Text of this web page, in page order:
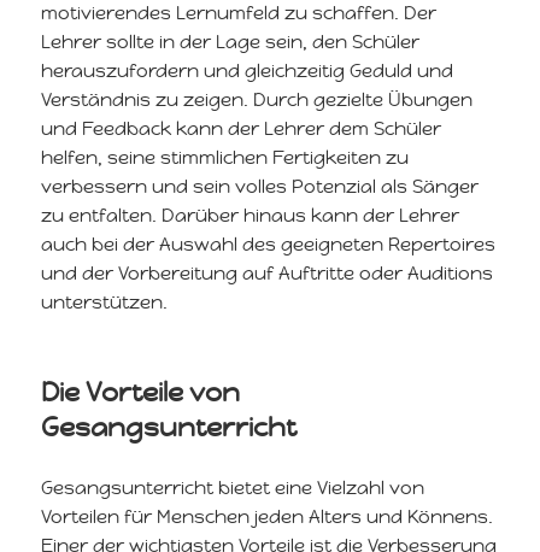
motivierendes Lernumfeld zu schaffen. Der
Lehrer sollte in der Lage sein, den Schüler
herauszufordern und gleichzeitig Geduld und
Verständnis zu zeigen. Durch gezielte Übungen
und Feedback kann der Lehrer dem Schüler
helfen, seine stimmlichen Fertigkeiten zu
verbessern und sein volles Potenzial als Sänger
zu entfalten. Darüber hinaus kann der Lehrer
auch bei der Auswahl des geeigneten Repertoires
und der Vorbereitung auf Auftritte oder Auditions
unterstützen.
Die Vorteile von
Gesangsunterricht
Gesangsunterricht bietet eine Vielzahl von
Vorteilen für Menschen jeden Alters und Könnens.
Einer der wichtigsten Vorteile ist die Verbesserung